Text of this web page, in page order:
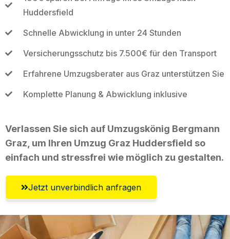
Huddersfield
Schnelle Abwicklung in unter 24 Stunden
Versicherungsschutz bis 7.500€ für den Transport
Erfahrene Umzugsberater aus Graz unterstützen Sie
Komplette Planung & Abwicklung inklusive
Verlassen Sie sich auf Umzugskönig Bergmann
Graz, um Ihren Umzug Graz Huddersfield so
einfach und stressfrei wie möglich zu gestalten.
Jetzt unverbindlich anfragen